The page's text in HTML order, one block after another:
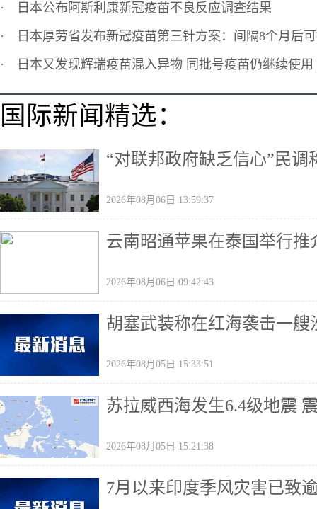
·
日本公布阿斯利康新冠疫苗不良反应调查结果
·
日本厚劳省发布新冠疫苗第三针方案：间隔8个月后
·
日本又发现辉瑞疫苗混入异物 同批号疫苗仍继续使用
国际新闻精选：
“对联邦政府缺乏信心”民
2026年08月06日 13:59:37
云南昭通苹果在泰国举行推
2026年08月06日 09:42:43
胡塞武装称在红海袭击一艘
2026年08月05日 15:33:51
苏拉威西海发生6.4级地震
2026年08月05日 15:21:38
7月以来印度季风灾害已致